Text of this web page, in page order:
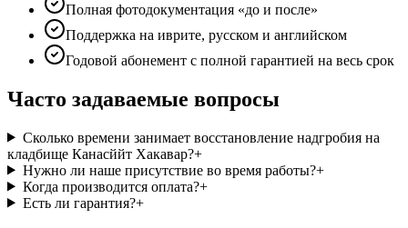
Полная фотодокументация «до и после»
Поддержка на иврите, русском и английском
Годовой абонемент с полной гарантией на весь срок
Часто задаваемые вопросы
Сколько времени занимает восстановление надгробия на
кладбище Канасййт Хакавар?+
Нужно ли наше присутствие во время работы?+
Когда производится оплата?+
Есть ли гарантия?+